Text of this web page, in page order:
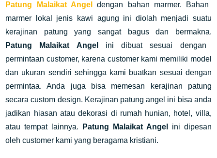
Patung Malaikat Angel
dengan bahan marmer. Bahan
marmer lokal jenis kawi agung ini diolah menjadi suatu
kerajinan patung yang sangat bagus dan bermakna.
Patung Malaikat Angel
ini dibuat sesuai dengan
permintaan customer, karena customer kami memiliki model
dan ukuran sendiri sehingga kami buatkan sesuai dengan
permintaa. Anda juga bisa memesan kerajinan patung
secara custom design. Kerajinan patung angel ini bisa anda
jadikan hiasan atau dekorasi di rumah hunian, hotel, villa,
atau tempat lainnya.
Patung Malaikat Angel
ini dipesan
oleh customer kami yang beragama kristiani.